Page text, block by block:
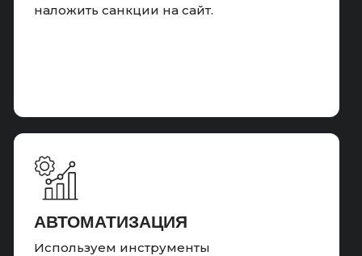
кликабельный title и description,
добиваемся показа всего объявления
с микроразметкой
наложить санкции на сайт.
АВТОМАТИЗАЦИЯ
Используем инструменты